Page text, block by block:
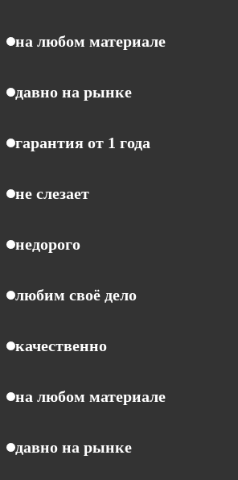
на любом материале
давно на рынке
гарантия от 1 года
не слезает
недорого
любим своё дело
качественно
на любом материале
давно на рынке